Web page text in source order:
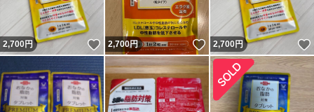
2,700円 いいね！
2,700円 いいね！
2,700円